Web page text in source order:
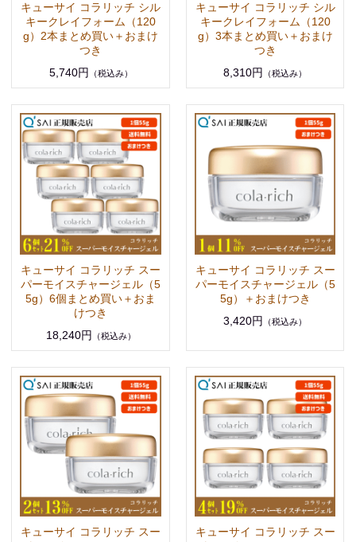
キューサイ コラリッチ シル
キークレイフォーム（120
g）2本まとめ買い＋おまけ
つき
5,740円
（税込み）
キューサイ コラリッチ シル
キークレイフォーム（120
g）3本まとめ買い＋おまけ
つき
8,310円
（税込み）
キューサイ コラリッチ スー
パーモイスチャージェル（5
5g）6個まとめ買い＋おま
けつき
18,240円
（税込み）
キューサイ コラリッチ スー
パーモイスチャージェル（5
5g）＋おまけつき
3,420円
（税込み）
キューサイ コラリッチ スー
キューサイ コラリッチ スー